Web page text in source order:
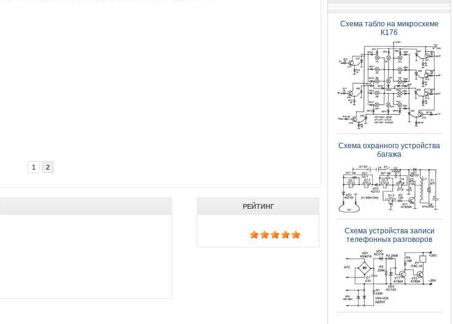
1
2
Назад Вперед
РЕЙТИНГ
Схема табло на микросхеме
К176
Схема охранного устройства
багажа
Схема устройства записи
телефонных разговоров